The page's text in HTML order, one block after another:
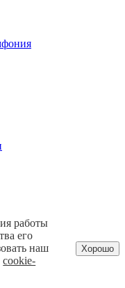
работы
его
наш
cookie-
Хорошо